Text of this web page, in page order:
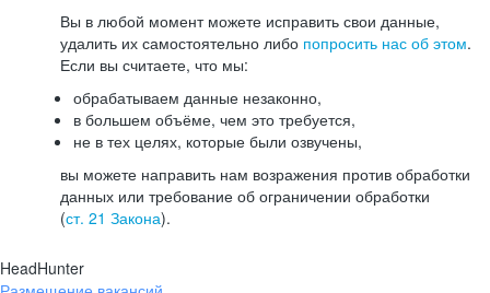
Вы в любой момент можете исправить свои данные,
удалить их самостоятельно либо попросить нас об этом.
Если вы считаете, что мы:
обрабатываем данные незаконно,
в большем объёме, чем это требуется,
не в тех целях, которые были озвучены,
вы можете направить нам возражения против обработки
данных или требование об ограничении обработки
(ст. 21 Закона).
HeadHunter